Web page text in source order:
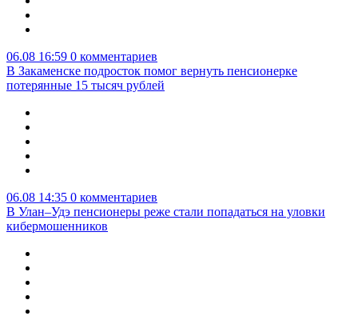
06.08 16:59 0 комментариев
В Закаменске подросток помог вернуть пенсионерке
потерянные 15 тысяч рублей
06.08 14:35 0 комментариев
В Улан–Удэ пенсионеры реже стали попадаться на уловки
кибермошенников